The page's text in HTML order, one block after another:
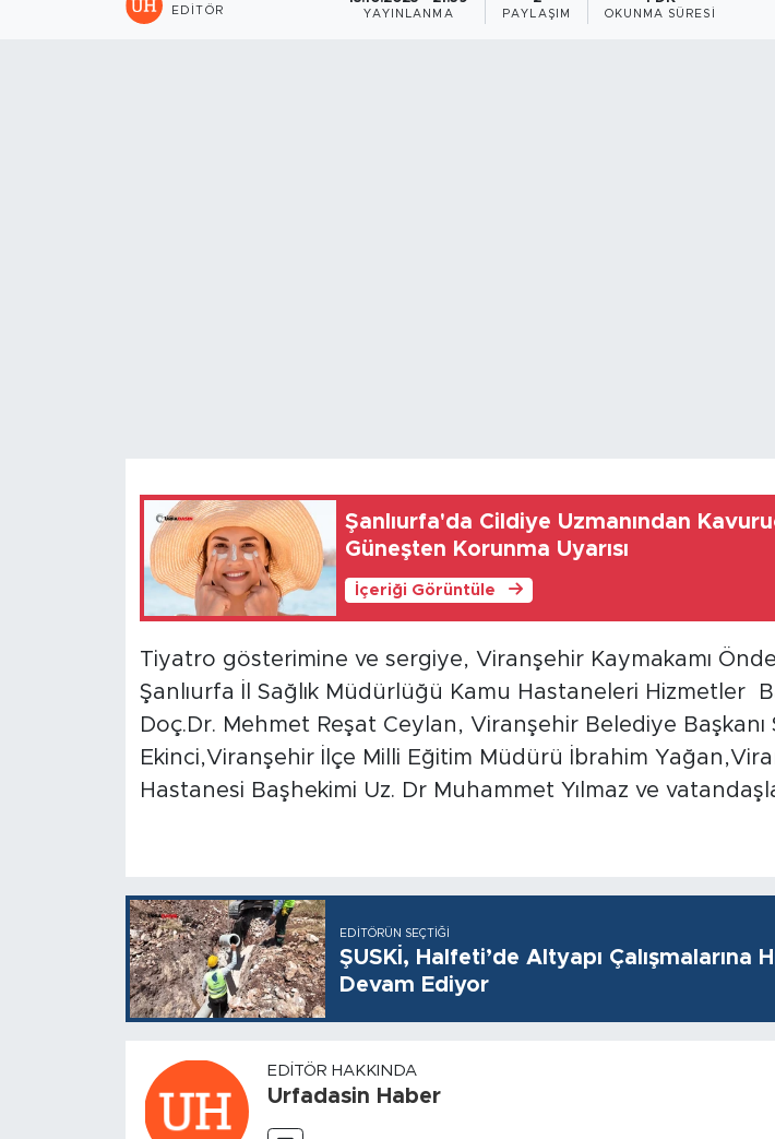
EDITÖR YAYINLANMA PAYLAŞIM OKUNMA SÜRESI
Şanlıurfa'da Cildiye Uzmanından
Güneşten Korunma Uyarısı
İçeriği Görüntüle
Tiyatro gösterimine ve sergiye, Viranşehir Kaymakamı
Şanlıurfa İl Sağlık Müdürlüğü Kamu Hastaneleri Hizmetler
Doç.Dr. Mehmet Reşat Ceylan, Viranşehir Belediye Başkanı
Ekinci,Viranşehir İlçe Milli Eğitim Müdürü İbrahim
Hastanesi Başhekimi Uz. Dr Muhammet Yılmaz ve
EDITÖRÜN SEÇTIĞI
ŞUSKİ, Halfeti’de Altyapı Çalışmalarına
Devam Ediyor
EDITÖR HAKKINDA
Urfadasin Haber